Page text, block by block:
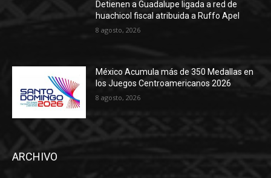
Detienen a Guadalupe ligada a red de
huachicol fiscal atribuida a Ruffo Apel
8 agosto, 2026
México Acumula más de 350 Medallas en
los Juegos Centroamericanos 2026
8 agosto, 2026
ARCHIVO